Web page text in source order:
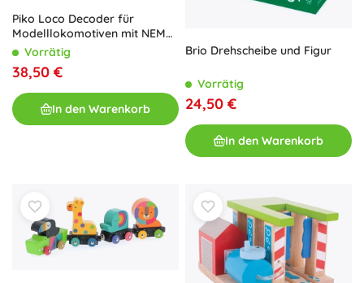
Piko Loco Decoder für
Modelllokomotiven mit NEM
652 Schnittstelle
Vorrätig
38,50 €
In den Warenkorb
Brio Drehscheibe und Figur
Vorrätig
24,50 €
In den Warenkorb